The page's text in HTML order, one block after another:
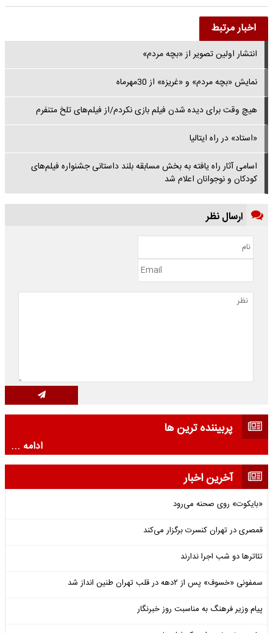
اخبار مرتبط
انتشار اولین تصویر از «بچه مردم»
نمایش «بچه مردم» و «غریزه» از 30مهرماه
هیچ وقت برای دیده شدن فیلم بازی نکردم/از فیلم‌های تلخ متنفرم
«استاد» در راه ایتالیا
اسامی آثار راه یافته به بخش مسابقه بلند داستانی جشنواره فیلم‌های
کودکان و نوجوانان اعلام شد
ارسال نظر
پربیننده ترین ها
ادامه ...
آخرین اخبار
«بایکوت» روی صحنه می‌رود
قمصری در تهران کنسرت برگزار می‌کند
تئاترها دو شب اجرا ندارند
سمفونی «خسوف» پس از ۲دهه در قلب تهران طنین انداز شد
پیام وزیر فرهنگ به مناسبت روز خبرنگار